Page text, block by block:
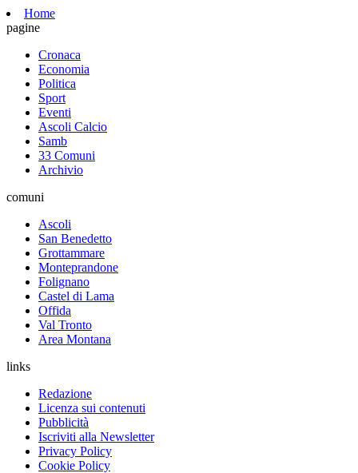
Home
pagine
Cronaca
Economia
Politica
Sport
Eventi
Ascoli Calcio
Samb
33 Comuni
Archivio
comuni
Ascoli
San Benedetto
Grottammare
Monteprandone
Folignano
Castel di Lama
Offida
Val Tronto
Area Montana
links
Redazione
Licenza sui contenuti
Pubblicità
Iscriviti alla Newsletter
Privacy Policy
Cookie Policy